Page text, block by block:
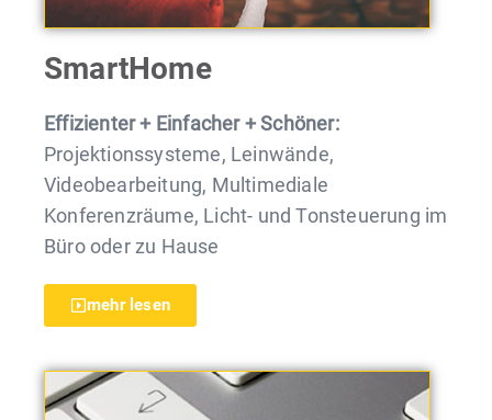
SmartHome
Effizienter + Einfacher + Schöner:
Projektionssysteme, Leinwände,
Videobearbeitung, Multimediale
Konferenzräume, Licht- und Tonsteuerung im
Büro oder zu Hause
mehr lesen